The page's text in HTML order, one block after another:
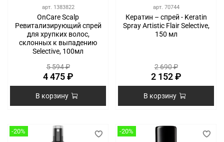
арт. 1383822
OnCare Scalp
Ревитализирующий спрей
для хрупких волос,
склонных к выпадению
Selective, 100мл
5 594 ₽
4 475 ₽
В корзину
арт. 70744
Кератин – спрей - Keratin
Spray Artistic Flair Selective,
150 мл
2 690 ₽
2 152 ₽
В корзину
-20% -20%